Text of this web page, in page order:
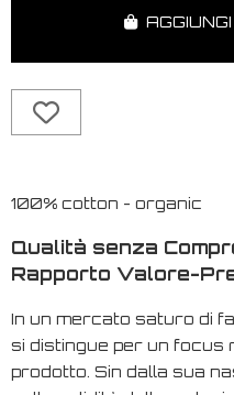
100% cotton - organic
Qualità senza
Rapporto Valore-
In un mercato saturo di
si distingue per un focus
prodotto. Sin dalla sua